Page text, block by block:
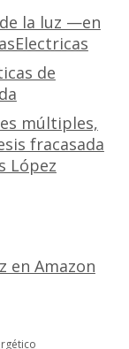
la luz —en
de
múltiples,
fracasada
López
en Amazon